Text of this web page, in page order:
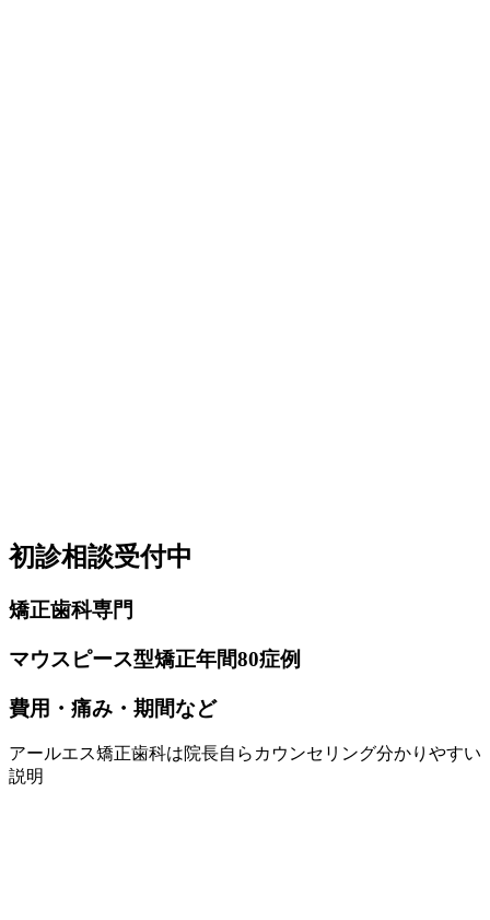
初診相談受付中
矯正歯科専門
マウスピース型矯正年間80症例
費用・痛み・ 期間など
アールエス矯正歯科は院長自らカウンセリング分かりやすい
説明